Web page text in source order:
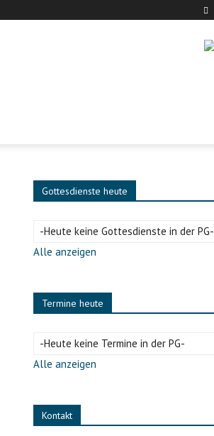
Gottesdienste heute
-Heute keine Gottesdienste in der PG-
Alle anzeigen
Termine heute
-Heute keine Termine in der PG-
Alle anzeigen
Kontakt